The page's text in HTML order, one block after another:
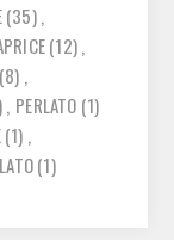
(35),
(12),
(8) ,
, PERLATO (1)
(1) ,
(1)